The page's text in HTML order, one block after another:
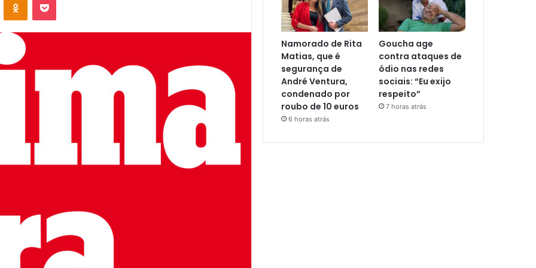
Namorado de Rita
Matias, que é
segurança de
André Ventura,
condenado por
roubo de 10 euros
6 horas atrás
Goucha age
contra ataques de
ódio nas redes
sociais: “Eu exijo
respeito”
7 horas atrás